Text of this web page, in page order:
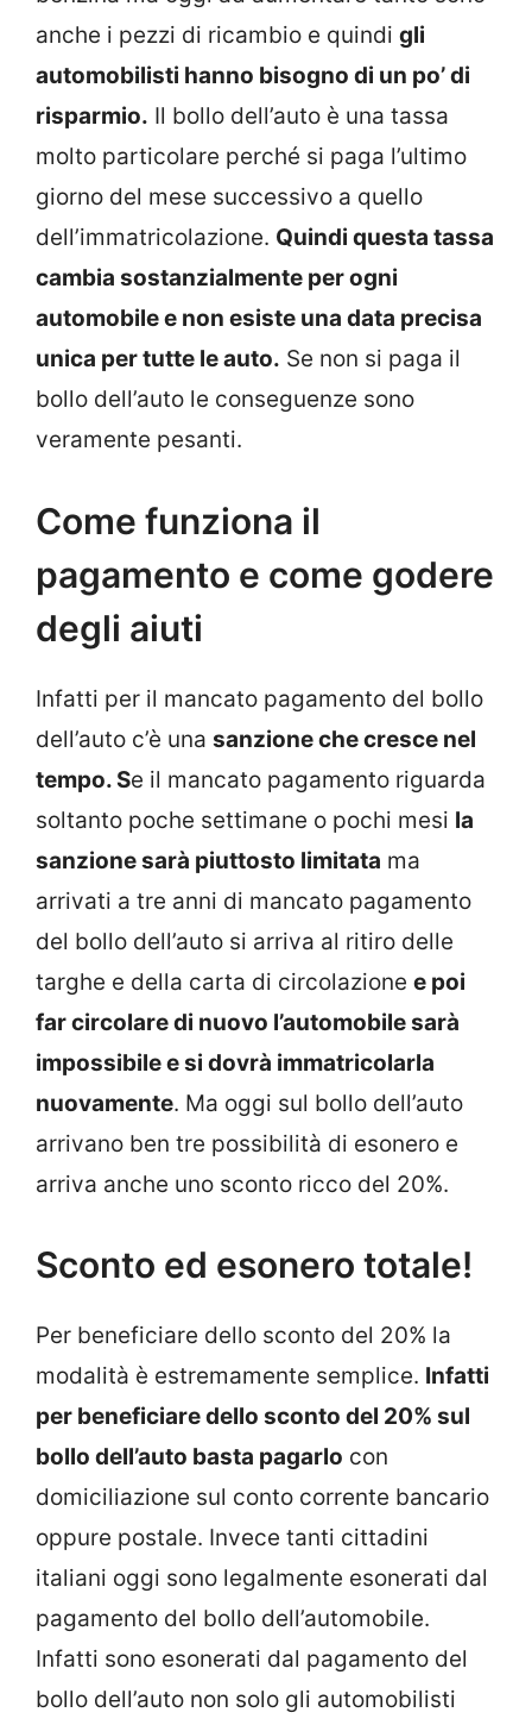
anche i pezzi di ricambio e quindi gli
automobilisti hanno bisogno di un po’ di
risparmio. Il bollo dell’auto è una tassa
molto particolare perché si paga l’ultimo
giorno del mese successivo a quello
dell’immatricolazione. Quindi questa tassa
cambia sostanzialmente per ogni
automobile e non esiste una data precisa
unica per tutte le auto. Se non si paga il
bollo dell’auto le conseguenze sono
veramente pesanti.
Come funziona il
pagamento e come godere
degli aiuti
Infatti per il mancato pagamento del bollo
dell’auto c’è una sanzione che cresce nel
tempo. Se il mancato pagamento riguarda
soltanto poche settimane o pochi mesi la
sanzione sarà piuttosto limitata ma
arrivati a tre anni di mancato pagamento
del bollo dell’auto si arriva al ritiro delle
targhe e della carta di circolazione e poi
far circolare di nuovo l’automobile sarà
impossibile e si dovrà immatricolarla
nuovamente. Ma oggi sul bollo dell’auto
arrivano ben tre possibilità di esonero e
arriva anche uno sconto ricco del 20%.
Sconto ed esonero totale!
Per beneficiare dello sconto del 20% la
modalità è estremamente semplice. Infatti
per beneficiare dello sconto del 20% sul
bollo dell’auto basta pagarlo con
domiciliazione sul conto corrente bancario
oppure postale. Invece tanti cittadini
italiani oggi sono legalmente esonerati dal
pagamento del bollo dell’automobile.
Infatti sono esonerati dal pagamento del
bollo dell’auto non solo gli automobilisti